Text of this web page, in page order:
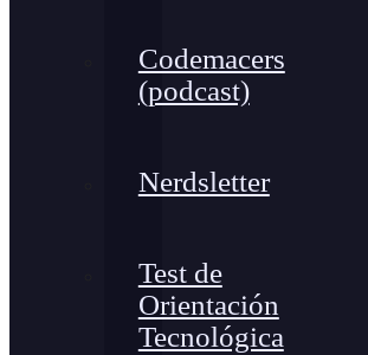
Codemacers
(podcast)
Nerdsletter
Test de
Orientación
Tecnológica